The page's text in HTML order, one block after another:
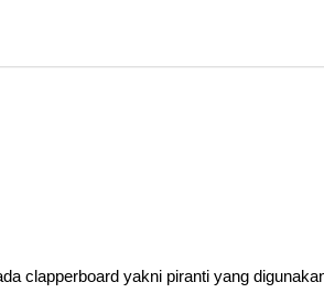
clapperboard yakni piranti yang